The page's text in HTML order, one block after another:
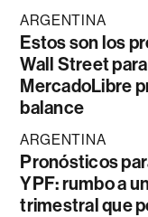
ARGENTINA
Estos son los
Wall Street
MercadoLibre
balance
ARGENTINA
Pronósticos
YPF: rumbo a
trimestral que